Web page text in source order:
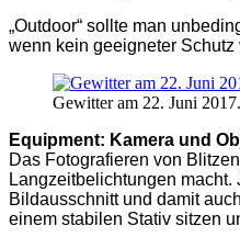
„Outdoor“ sollte man
wenn kein geeigneter
Gewitter am 22. Juni
Equipment: Kamera und
Das Fotografieren von
Langzeitbelichtungen
Bildausschnitt und damit
einem stabilen Stativ sitzen